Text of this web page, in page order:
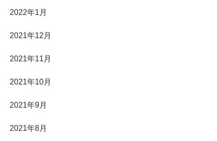
2022年1月
2021年12月
2021年11月
2021年10月
2021年9月
2021年8月